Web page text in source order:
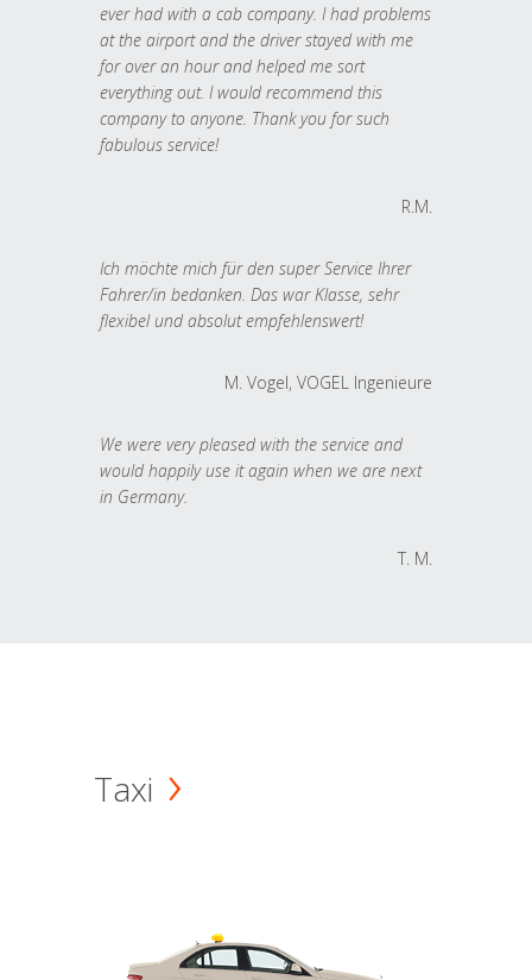
ever had with a cab company. I had problems
at the airport and the driver stayed with me
for over an hour and helped me sort
everything out. I would recommend this
company to anyone. Thank you for such
fabulous service!
R.M.
Ich möchte mich für den super Service Ihrer
Fahrer/in bedanken. Das war Klasse, sehr
flexibel und absolut empfehlenswert!
M. Vogel, VOGEL Ingenieure
We were very pleased with the service and
would happily use it again when we are next
in Germany.
T. M.
Taxi